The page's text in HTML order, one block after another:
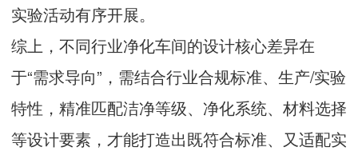
实验活动有序开展。
综上，不同行业净化车间的设计核心差异在
于“需求导向”，需结合行业合规标准、生产/实验
特性，精准匹配洁净等级、净化系统、材料选择
等设计要素，才能打造出既符合标准、又适配实